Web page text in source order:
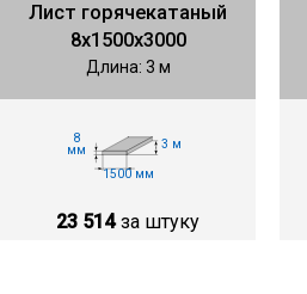
Лист горячекатаный
8х1500х3000
Длина: 3 м
8
мм
3 м
1500 мм
23 514 за штуку